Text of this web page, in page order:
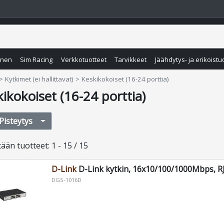
Sim Racing Verkkotuotteet Tarvikkeet Jäähdytys- ja
Kytkimet (ei hallittavat) Keskikokoiset (16-24 porttia)
(16-24 porttia)
tuotteet: 1 - 15 / 15
D-LinkD-Link kytkin, 16x10/100/1000Mbps,
DGS-1016D